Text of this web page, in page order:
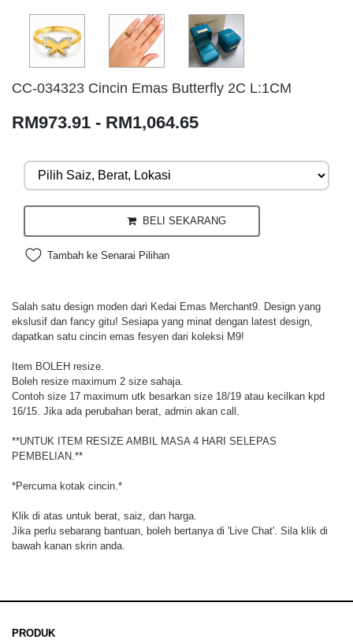
CC-034323 Cincin Emas Butterfly 2C L:1CM
RM973.91 - RM1,064.65
BELI SEKARANG
Tambah ke Senarai Pilihan
Salah satu design moden dari Kedai Emas Merchant9. Design yang
ekslusif dan fancy gitu! Sesiapa yang minat dengan latest design,
dapatkan satu cincin emas fesyen dari koleksi M9!
Item BOLEH resize.
Boleh resize maximum 2 size sahaja.
Contoh size 17 maximum utk besarkan size 18/19 atau kecilkan kpd
16/15. Jika ada perubahan berat, admin akan call.
**UNTUK ITEM RESIZE AMBIL MASA 4 HARI SELEPAS
PEMBELIAN.**
*Percuma kotak cincin.*
Klik di atas untuk berat, saiz, dan harga.
Jika perlu sebarang bantuan, boleh bertanya di 'Live Chat'. Sila klik di
bawah kanan skrin anda.
PRODUK